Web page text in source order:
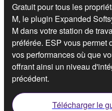
Gratuit pour tous les
M, le plugin Expanded
M dans votre station de
préférée. ESP vous permet
vos performances où que
offrant ainsi un niveau
précédent.
Télécharger le